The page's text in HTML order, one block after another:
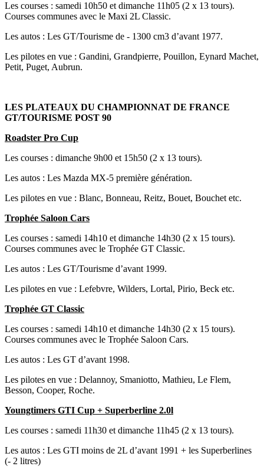
Les courses : samedi 10h50 et dimanche 11h05 (2 x 13 tours).
Courses communes avec le Maxi 2L Classic.
Les autos : Les GT/Tourisme de - 1300 cm3 d’avant 1977.
Les pilotes en vue : Gandini, Grandpierre, Pouillon, Eynard Machet,
Petit, Puget, Aubrun.
LES PLATEAUX DU CHAMPIONNAT DE FRANCE
GT/TOURISME POST 90
Roadster Pro Cup
Les courses : dimanche 9h00 et 15h50 (2 x 13 tours).
Les autos : Les Mazda MX-5 première génération.
Les pilotes en vue : Blanc, Bonneau, Reitz, Bouet, Bouchet etc.
Trophée Saloon Cars
Les courses : samedi 14h10 et dimanche 14h30 (2 x 15 tours).
Courses communes avec le Trophée GT Classic.
Les autos : Les GT/Tourisme d’avant 1999.
Les pilotes en vue : Lefebvre, Wilders, Lortal, Pirio, Beck etc.
Trophée GT Classic
Les courses : samedi 14h10 et dimanche 14h30 (2 x 15 tours).
Courses communes avec le Trophée Saloon Cars.
Les autos : Les GT d’avant 1998.
Les pilotes en vue : Delannoy, Smaniotto, Mathieu, Le Flem,
Besson, Cooper, Roche.
Youngtimers GTI Cup + Superberline 2.0l
Les courses : samedi 11h30 et dimanche 11h45 (2 x 13 tours).
Les autos : Les GTI moins de 2L d’avant 1991 + les Superberlines
(- 2 litres)